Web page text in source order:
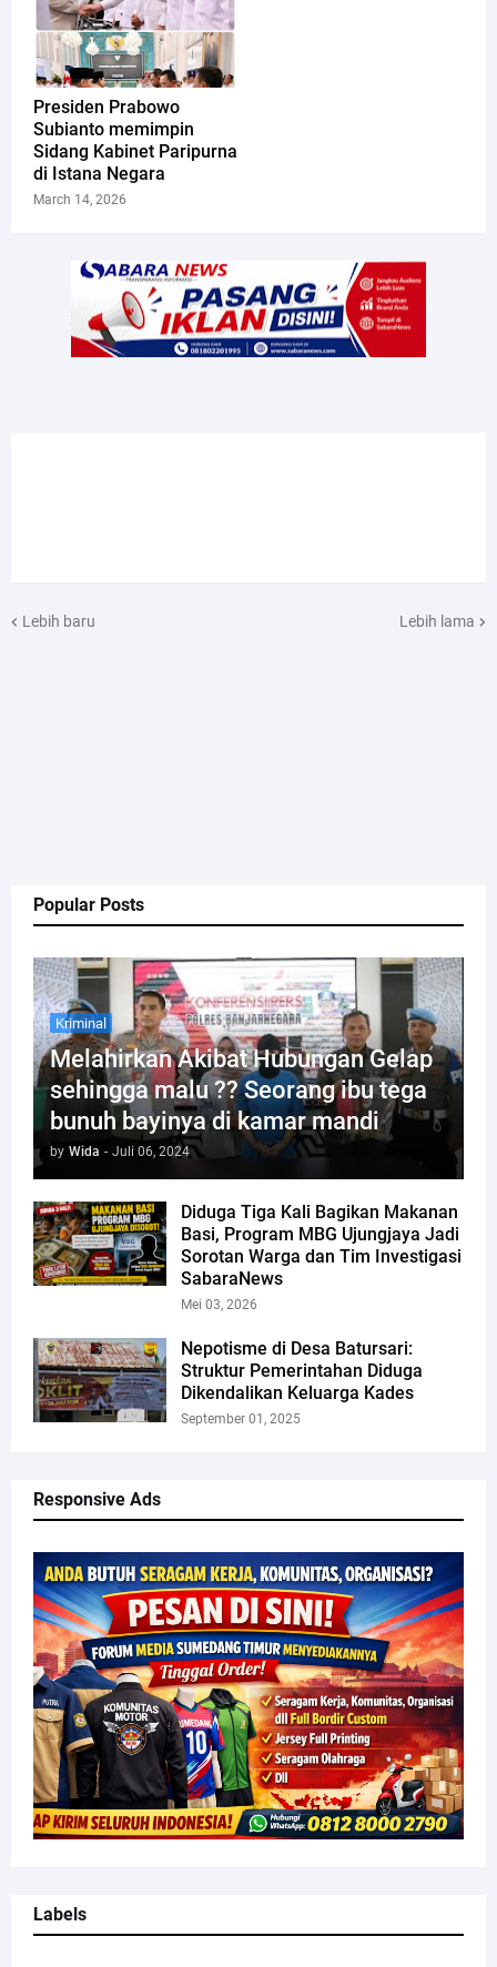
Popular Posts
Kriminal
Melahirkan Akibat Hubungan Gelap
sehingga malu ?? Seorang ibu tega
bunuh bayinya di kamar mandi
by Wida - Juli 06, 2024
Diduga Tiga Kali Bagikan Makanan
Basi, Program MBG Ujungjaya Jadi
Sorotan Warga dan Tim Investigasi
SabaraNews
Mei 03, 2026
Nepotisme di Desa Batursari:
Struktur Pemerintahan Diduga
Dikendalikan Keluarga Kades
September 01, 2025
Responsive Ads
Labels
Presiden Prabowo
Subianto memimpin
Sidang Kabinet Paripurna
di Istana Negara
March 14, 2026
Lebih baru Lebih lama